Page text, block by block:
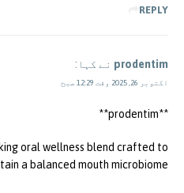
REPLY
prodentim نے کہا:
اکتوبر 26, 2025 وقت 12:29 صبح
**prodentim**
oral wellness blend crafted to
a balanced mouth microbiome.